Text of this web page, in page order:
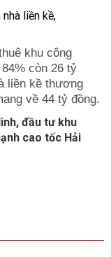
khu công
còn 26 tỷ
liền kề thương
về 44 tỷ đồng.
đầu tư khu
cao tốc Hải